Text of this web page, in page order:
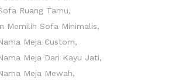
Ruang Tamu
Memilih Sofa Minimalis
Meja Custom
Meja Dari Kayu Jati
Meja Mewah